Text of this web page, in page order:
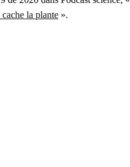
la plante ».